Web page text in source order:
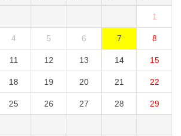
1
4 5 6 7 8
11 12 13 14 15
18 19 20 21 22
25 26 27 28 29